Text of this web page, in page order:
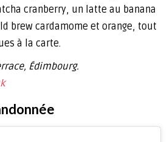
cranberry, un latte au banana
brew cardamome et orange, tout
à la carte.
Édimbourg.